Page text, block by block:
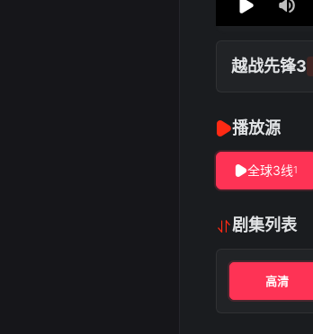
越战先锋3
播放源
全球3线1
剧集列表
高清